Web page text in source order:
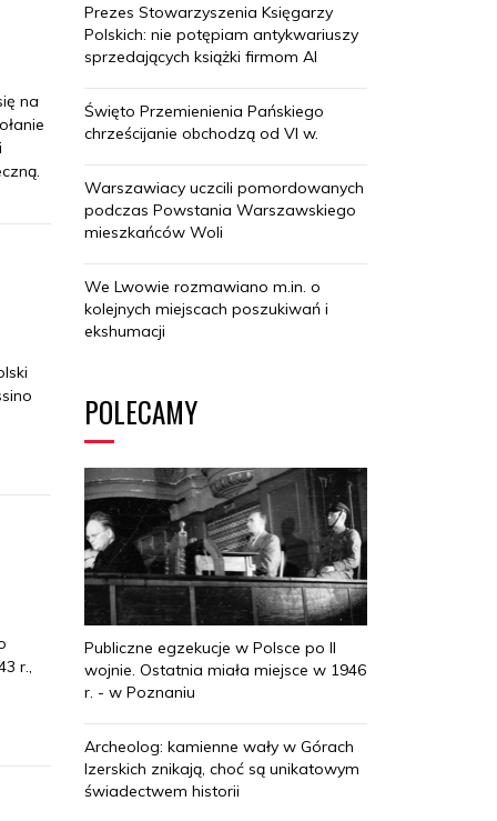
na
r.,
Prezes Stowarzyszenia Księgarzy
Polskich: nie potępiam antykwariuszy
sprzedających książki firmom AI
Święto Przemienienia Pańskiego
chrześcijanie obchodzą od VI w.
Warszawiacy uczcili pomordowanych
podczas Powstania Warszawskiego
mieszkańców Woli
We Lwowie rozmawiano m.in. o
kolejnych miejscach poszukiwań i
ekshumacji
POLECAMY
Publiczne egzekucje w Polsce po II
wojnie. Ostatnia miała miejsce w 1946
r. - w Poznaniu
Archeolog: kamienne wały w Górach
Izerskich znikają, choć są unikatowym
świadectwem historii